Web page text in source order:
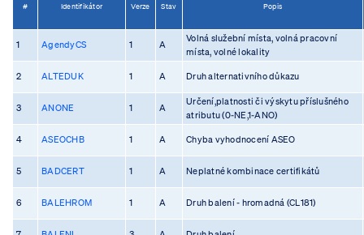
# Identifikátor Verze Stav Popis
1 AgendyCS 1 A
Volná služební místa, volná pracovní
místa, volné lokality
2 ALTEDUK 1 A Druh alternativního důkazu
3 ANONE 1 A
Určení,platnosti či výskytu příslušného
atributu (0-NE,1-ANO)
4 ASEOCHB 1 A Chyba vyhodnocení ASEO
5 BADCERT 1 A Neplatné kombinace certifikátů
6 BALEHROM 1 A Druh balení - hromadná (CL181)